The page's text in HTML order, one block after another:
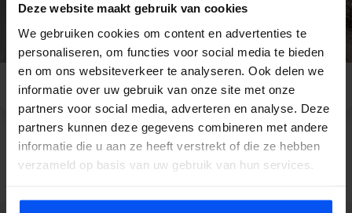
Deze website maakt gebruik van cookies
We gebruiken cookies om content en advertenties te
personaliseren, om functies voor social media te bieden
en om ons websiteverkeer te analyseren. Ook delen we
informatie over uw gebruik van onze site met onze
partners voor social media, adverteren en analyse. Deze
partners kunnen deze gegevens combineren met andere
informatie die u aan ze heeft verstrekt of die ze hebben
verzameld op basis van uw gebruik van hun services.